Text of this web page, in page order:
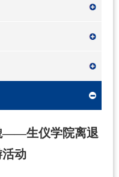
——生仪学院离退
动